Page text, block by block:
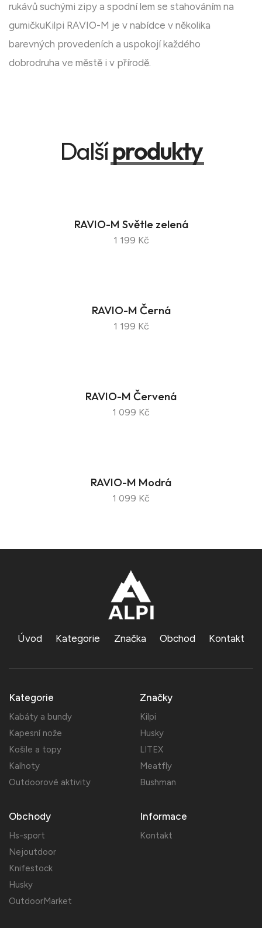
rukávů suchými zipy a spodní lem se stahováním na
gumičkuKilpi RAVIO-M je v nabídce v několika
barevných provedeních a uspokojí každého
dobrodruha ve městě i v přírodě.
Dalšíprodukty
RAVIO-M Světle zelená
1 199 Kč
RAVIO-M Černá
1 199 Kč
RAVIO-M Červená
1 099 Kč
RAVIO-M Modrá
1 099 Kč
Úvod Kategorie Značka Obchod Kontakt
Kategorie
Kabáty a bundy
Kapesní nože
Košile a topy
Kalhoty
Outdoorové aktivity
Značky
Kilpi
Husky
LITEX
Meatfly
Bushman
Obchody
Hs-sport
Nejoutdoor
Knifestock
Husky
OutdoorMarket
Informace
Kontakt